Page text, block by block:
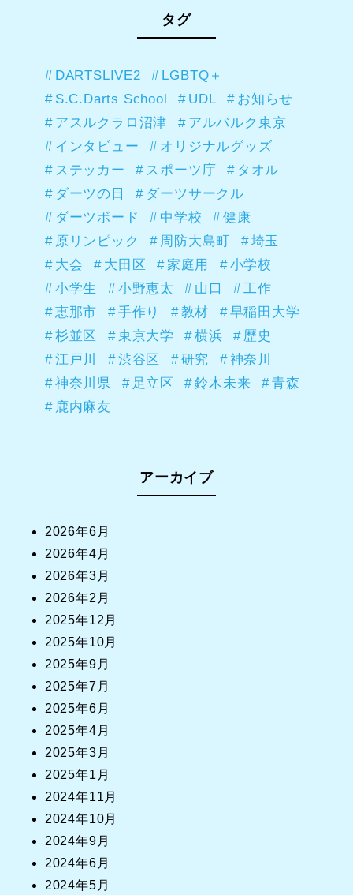
タグ
DARTSLIVE2
LGBTQ＋
S.C.Darts School
UDL
お知らせ
アスルクラロ沼津
アルバルク東京
インタビュー
オリジナルグッズ
ステッカー
スポーツ庁
タオル
ダーツの日
ダーツサークル
ダーツボード
中学校
健康
原リンピック
周防大島町
埼玉
大会
大田区 家庭用
小学校
小学生
小野恵太 山口
工作
恵那市
手作り 教材
早稲田大学
杉並区
東京大学 横浜
歴史
江戸川
渋谷区 研究
神奈川
神奈川県
足立区 鈴木未来
青森
鹿内麻友
アーカイブ
2026年6月
2026年4月
2026年3月
2026年2月
2025年12月
2025年10月
2025年9月
2025年7月
2025年6月
2025年4月
2025年3月
2025年1月
2024年11月
2024年10月
2024年9月
2024年6月
2024年5月